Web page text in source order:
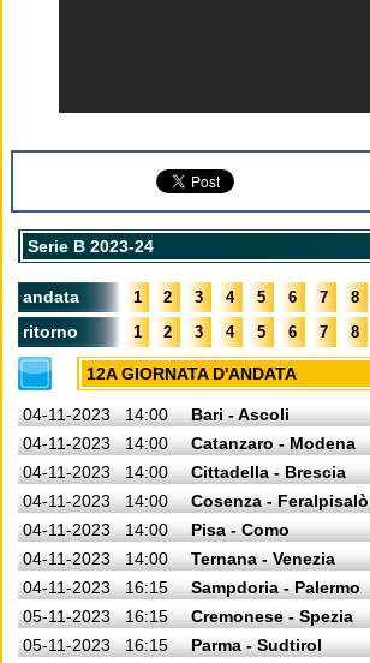
Serie B 2023-24
andata 1 2 3 4 5 6 7 8
ritorno 1 2 3 4 5 6 7 8
12A GIORNATA D'ANDATA
04-11-2023 14:00
Bari - Ascoli
04-11-2023
14:00
Catanzaro - Modena
04-11-2023
14:00
Cittadella - Brescia
04-11-2023
14:00
Cosenza - Feralpisalò
04-11-2023
14:00
Pisa - Como
04-11-2023
14:00
Ternana - Venezia
04-11-2023
16:15
Sampdoria - Palermo
05-11-2023
16:15
Cremonese - Spezia
05-11-2023
16:15
Parma - Sudtirol